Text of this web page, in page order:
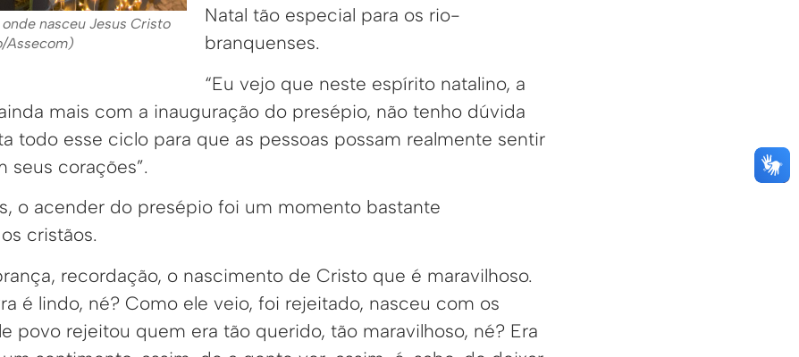
nasceu Jesus Cristo
Assecom)
Natal tão especial para os rio-
branquenses.
“Eu vejo que neste espírito natalino, a
mais com a inauguração do presépio, não tenho dúvida
todo esse ciclo para que as pessoas possam realmente sentir
seus corações”.
o acender do presépio foi um momento bastante
cristãos.
recordação, o nascimento de Cristo que é maravilhoso.
é lindo, né? Como ele veio, foi rejeitado, nasceu com os
povo rejeitou quem era tão querido, tão maravilhoso, né? Era